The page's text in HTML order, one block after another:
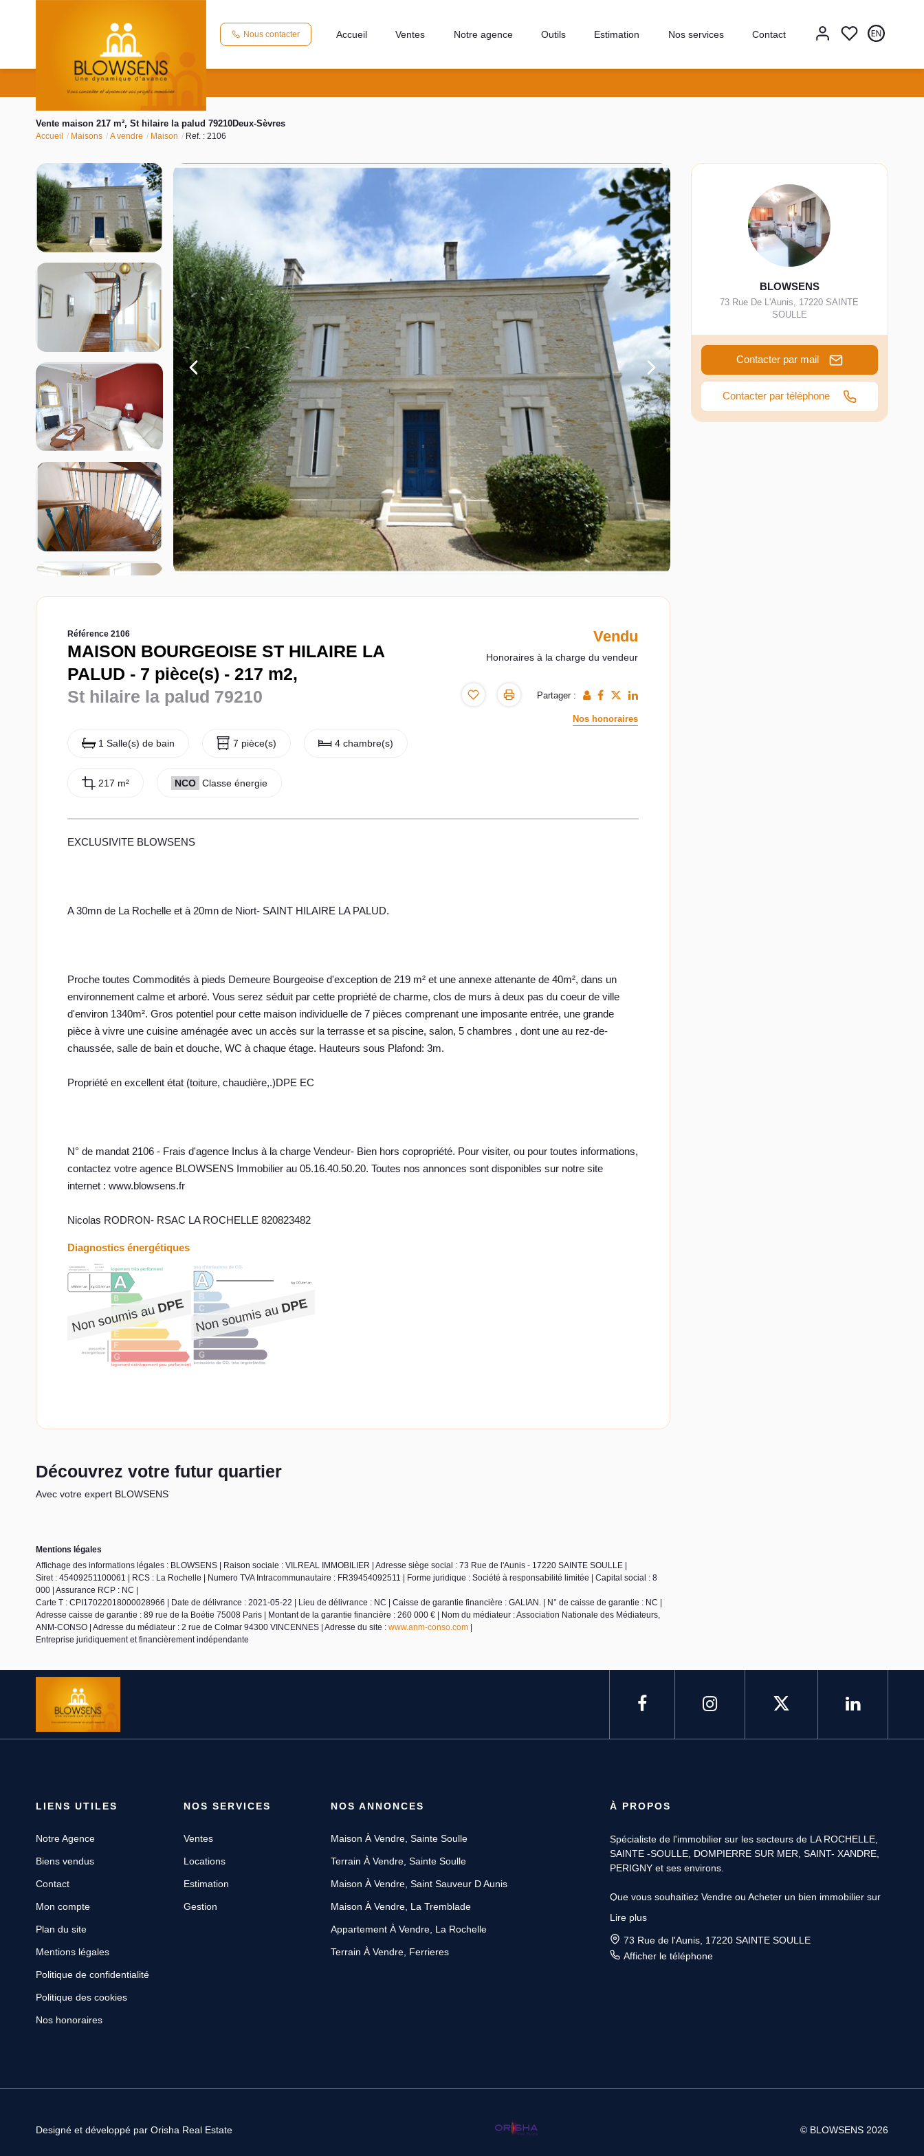
Nous contacter Accueil Ventes Notre agence Outils Estimation Nos services Contact
Vente maison 217 m², St hilaire la palud 79210Deux-Sèvres
Accueil Maisons A vendre Maison Ref. : 2106
Référence 2106
MAISON BOURGEOISE ST HILAIRE LA
PALUD - 7 pièce(s) - 217 m2,
St hilaire la palud 79210
1 Salle(s) de bain 7 pièce(s) 4 chambre(s)
217 m² NCO Classe énergie
Vendu
Honoraires à la charge du vendeur
Partager :
Nos honoraires
EXCLUSIVITE BLOWSENS
A 30mn de La Rochelle et à 20mn de Niort- SAINT HILAIRE LA PALUD.
Proche toutes Commodités à pieds Demeure Bourgeoise d'exception de 219 m² et une annexe attenante de 40m², dans un
environnement calme et arboré. Vous serez séduit par cette propriété de charme, clos de murs à deux pas du coeur de ville
d'environ 1340m². Gros potentiel pour cette maison individuelle de 7 pièces comprenant une imposante entrée, une grande
pièce à vivre une cuisine aménagée avec un accès sur la terrasse et sa piscine, salon, 5 chambres , dont une au rez-de-
chaussée, salle de bain et douche, WC à chaque étage. Hauteurs sous Plafond: 3m.
Propriété en excellent état (toiture, chaudière,.)DPE EC
N° de mandat 2106 - Frais d'agence Inclus à la charge Vendeur- Bien hors copropriété. Pour visiter, ou pour toutes informations,
contactez votre agence BLOWSENS Immobilier au 05.16.40.50.20. Toutes nos annonces sont disponibles sur notre site
internet : www.blowsens.fr
Nicolas RODRON- RSAC LA ROCHELLE 820823482
Diagnostics énergétiques
Découvrez votre futur quartier
Avec votre expert BLOWSENS
BLOWSENS
73 Rue De L'Aunis, 17220 SAINTE
SOULLE
Contacter par mail
Contacter par téléphone
Mentions légales
Affichage des informations légales : BLOWSENS | Raison sociale : VILREAL IMMOBILIER | Adresse siège social : 73 Rue de l'Aunis - 17220 SAINTE SOULLE |
Siret : 45409251100061 | RCS : La Rochelle | Numero TVA Intracommunautaire : FR39454092511 | Forme juridique : Société à responsabilité limitée | Capital social : 8
000 | Assurance RCP : NC |
Carte T : CPI17022018000028966 | Date de délivrance : 2021-05-22 | Lieu de délivrance : NC | Caisse de garantie financière : GALIAN. | N° de caisse de garantie : NC |
Adresse caisse de garantie : 89 rue de la Boétie 75008 Paris | Montant de la garantie financière : 260 000 € | Nom du médiateur : Association Nationale des Médiateurs,
ANM-CONSO | Adresse du médiateur : 2 rue de Colmar 94300 VINCENNES | Adresse du site : www.anm-conso.com |
Entreprise juridiquement et financièrement indépendante
LIENS UTILES
Notre Agence
Biens vendus
Contact
Mon compte
Plan du site
Mentions légales
Politique de confidentialité
Politique des cookies
Nos honoraires
NOS SERVICES
Ventes
Locations
Estimation
Gestion
NOS ANNONCES
Maison À Vendre, Sainte Soulle
Terrain À Vendre, Sainte Soulle
Maison À Vendre, Saint Sauveur D Aunis
Maison À Vendre, La Tremblade
Appartement À Vendre, La Rochelle
Terrain À Vendre, Ferrieres
À PROPOS
Spécialiste de l'immobilier sur les secteurs de LA ROCHELLE,
SAINTE -SOULLE, DOMPIERRE SUR MER, SAINT- XANDRE,
PERIGNY et ses environs.
Que vous souhaitiez Vendre ou Acheter un bien immobilier sur
ROCHELLE. Avec plus de 10 ans d’expérience, les Conseillers
BLOWSENS, sont les spécialistes de l'immobilier et vous
apporteront toute l'aide nécessaire pour faire aboutir votre
Bureaux vous accueillent sur simple RDV en plein centre-ville
Lire plus
73 Rue de l'Aunis, 17220 SAINTE SOULLE
Afficher le téléphone
Designé et développé par Orisha Real Estate © BLOWSENS 2026